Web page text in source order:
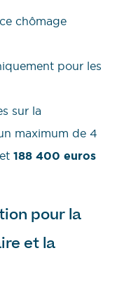
chômage
pour les
sur la
maximum de 4
188 400 euros
pour la
et la